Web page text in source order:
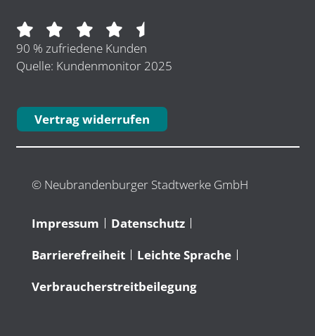
90 % zufriedene Kunden
Quelle: Kundenmonitor 2025
Vertrag widerrufen
© Neubrandenburger Stadtwerke GmbH
Impressum
Datenschutz
Barrierefreiheit
Leichte Sprache
Verbraucherstreitbeilegung